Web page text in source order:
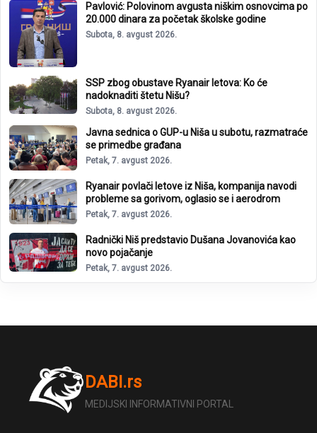
Pavlović: Polovinom avgusta niškim osnovcima po
20.000 dinara za početak školske godine
Subota, 8. avgust 2026.
SSP zbog obustave Ryanair letova: Ko će
nadoknaditi štetu Nišu?
Subota, 8. avgust 2026.
Javna sednica o GUP-u Niša u subotu, razmatraće
se primedbe građana
Petak, 7. avgust 2026.
Ryanair povlači letove iz Niša, kompanija navodi
probleme sa gorivom, oglasio se i aerodrom
Petak, 7. avgust 2026.
Radnički Niš predstavio Dušana Jovanovića kao
novo pojačanje
Petak, 7. avgust 2026.
DABI.rs
MEDIJSKI INFORMATIVNI PORTAL